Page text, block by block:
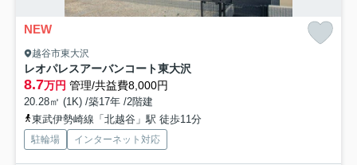
NEW
越谷市東大沢
レオパレスアーバンコート東大沢
8.7万円 管理/共益費8,000円
20.28㎡ (1K) /築17年 /2階建
東武伊勢崎線「北越谷」駅 徒歩11分
駐輪場 インターネット対応